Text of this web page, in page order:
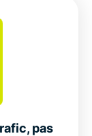
pas